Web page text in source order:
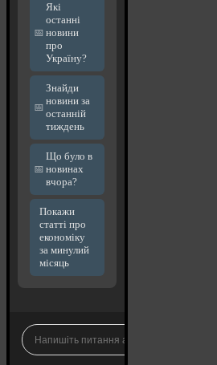
Які
останні
новини
про
Україну?
Знайди
новини за
останній
тиждень
Що було в
новинах
вчора?
Покажи
статті про
економіку
за минулий
місяць